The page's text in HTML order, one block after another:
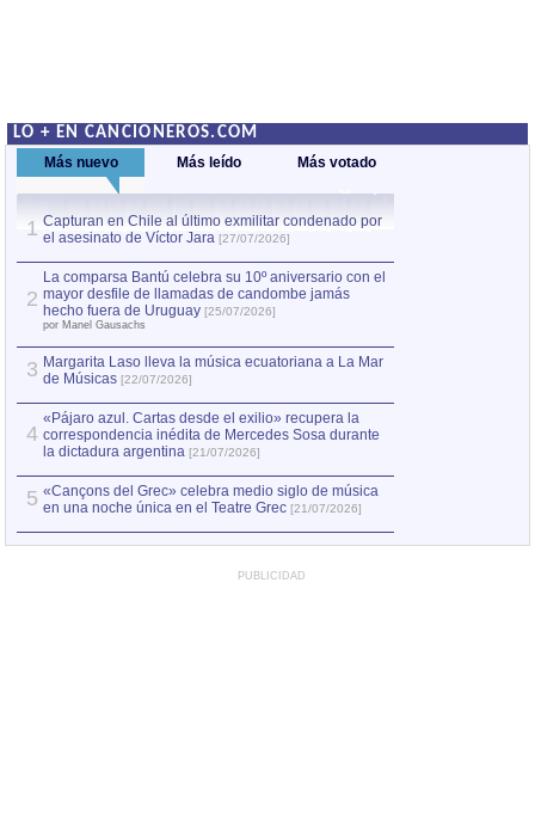
LO + EN CANCIONEROS.COM
Más nuevo Más leído Más votado
1 Capturan en Chile al último exmilitar condenado por
el asesinato de Víctor Jara [27/07/2026]
2
La comparsa Bantú celebra su 10º aniversario con el
mayor desfile de llamadas de candombe jamás
hecho fuera de Uruguay [25/07/2026]
por Manel Gausachs
3 Margarita Laso lleva la música ecuatoriana a La Mar
de Músicas [22/07/2026]
4
«Pájaro azul. Cartas desde el exilio» recupera la
correspondencia inédita de Mercedes Sosa durante
la dictadura argentina [21/07/2026]
5 «Cançons del Grec» celebra medio siglo de música
en una noche única en el Teatre Grec [21/07/2026]
PUBLICIDAD